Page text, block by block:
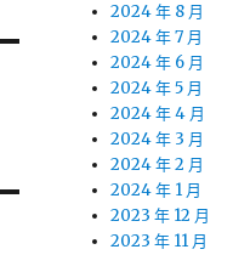
2024 年 8 月
2024 年 7 月
2024 年 6 月
2024 年 5 月
2024 年 4 月
2024 年 3 月
2024 年 2 月
2024 年 1 月
2023 年 12 月
2023 年 11 月